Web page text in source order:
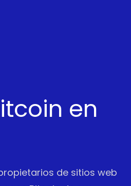
en
de sitios web